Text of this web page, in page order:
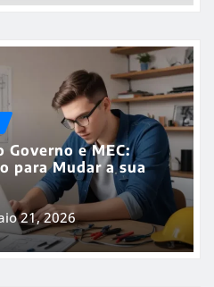
Governo e MEC:
para Mudar a sua
21, 2026